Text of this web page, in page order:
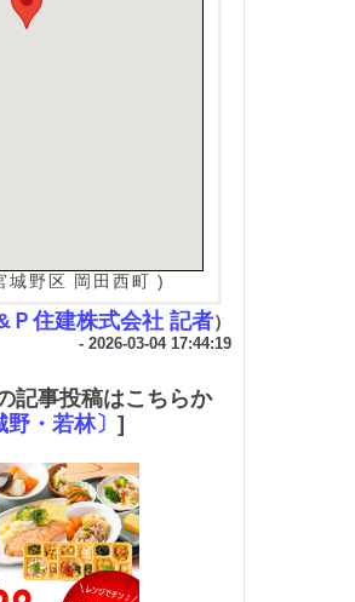
城野区 岡田西町 )
Ｐ住建株式会社 記者）
- 2026-03-04 17:44:19
記事投稿はこちらか
・若林〕 ]